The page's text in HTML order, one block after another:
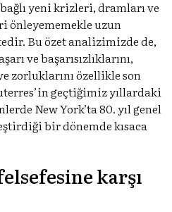
yeni krizleri, dramları ve
önleyememekle uzun
Bu özet analizimizde de,
ve başarısızlıklarını,
zorluklarını özellikle son
geçtiğimiz yıllardaki
New York’ta 80. yıl genel
bir dönemde kısaca
karşı